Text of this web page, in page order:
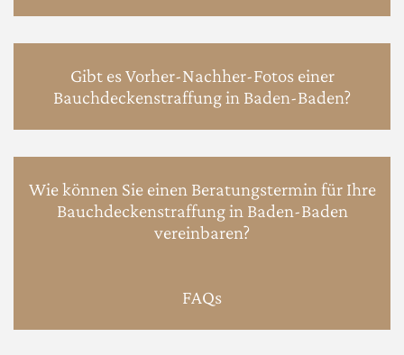
Gibt es Vorher-Nachher-Fotos einer
Bauchdeckenstraffung in Baden-Baden?
Wie können Sie einen Beratungstermin für Ihre
Bauchdeckenstraffung in Baden-Baden
vereinbaren?
FAQs